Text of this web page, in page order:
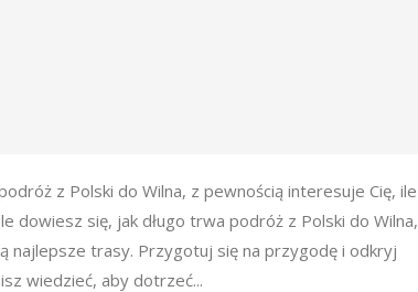
z Polski do Wilna, z pewnością interesuje Cię, ile
dowiesz się, jak długo trwa podróż z Polski do Wilna,
najlepsze trasy. Przygotuj się na przygodę i odkryj
wiedzieć, aby dotrzeć...